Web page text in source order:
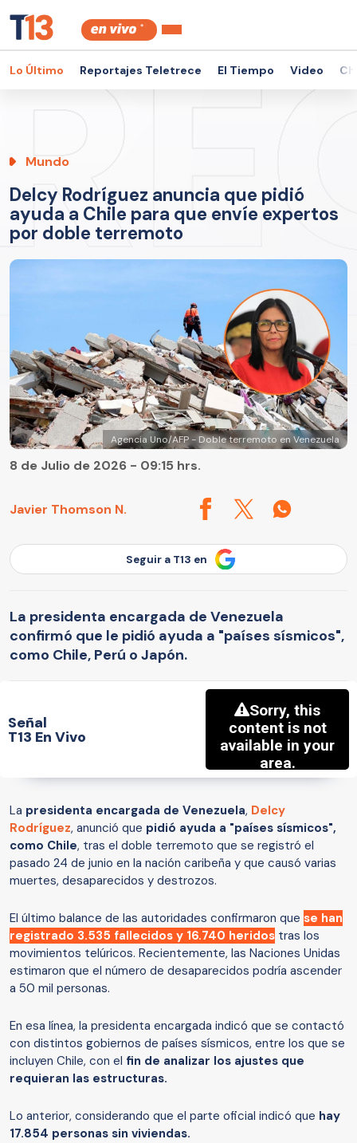
Lo Último Reportajes Teletrece El Tiempo Video
Mundo
Delcy Rodríguez anuncia que pidió
ayuda a Chile para que envíe expertos
por doble terremoto
Agencia Uno/AFP - Doble terremoto en Venezuela
Javier Thomson N.
8 de Julio de 2026 - 09:15 hrs.
Seguir a T13 en
La presidenta encargada de Venezuela
confirmó que le pidió ayuda a "países sísmicos",
como Chile, Perú o Japón.
Señal
T13 En Vivo
La presidenta encargada de Venezuela, Delcy
Rodríguez, anunció que pidió ayuda a "países sísmicos",
como Chile, tras el doble terremoto que se registró el
pasado 24 de junio en la nación caribeña y que causó varias
muertes, desaparecidos y destrozos.
El último balance de las autoridades confirmaron que se han
registrado 3.535 fallecidos y 16.740 heridos tras los
movimientos telúricos. Recientemente, las Naciones Unidas
estimaron que el número de desaparecidos podría ascender
a 50 mil personas.
En esa línea, la presidenta encargada indicó que se contactó
con distintos gobiernos de países sísmicos, entre los que se
incluyen Chile, con el fin de analizar los ajustes que
requieran las estructuras.
Lo anterior, considerando que el parte oficial indicó que hay
17.854 personas sin viviendas.